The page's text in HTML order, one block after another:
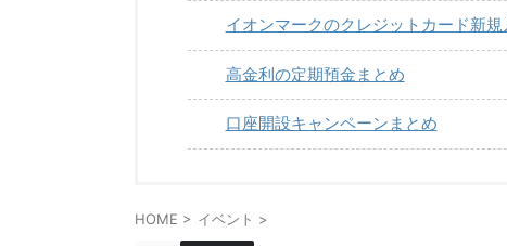
イオンマークのクレジットカード新
高金利の定期預金まとめ
口座開設キャンペーンまとめ
HOME > イベント >